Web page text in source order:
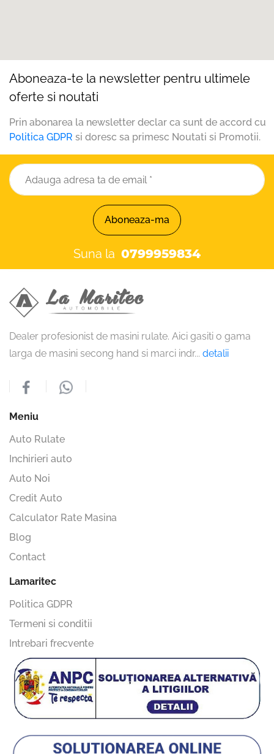
Aboneaza-te la newsletter pentru ultimele
oferte si noutati
Prin abonarea la newsletter declar ca sunt de accord cu
Politica GDPR si doresc sa primesc Noutati si Promotii.
Aboneaza-ma
Suna la 0799959834
Dealer profesionist de masini rulate. Aici gasiti o gama
larga de masini secong hand si marci indr... detalii
Meniu
Auto Rulate
Inchirieri auto
Auto Noi
Credit Auto
Calculator Rate Masina
Blog
Contact
Lamaritec
Politica GDPR
Termeni si conditii
Intrebari frecvente